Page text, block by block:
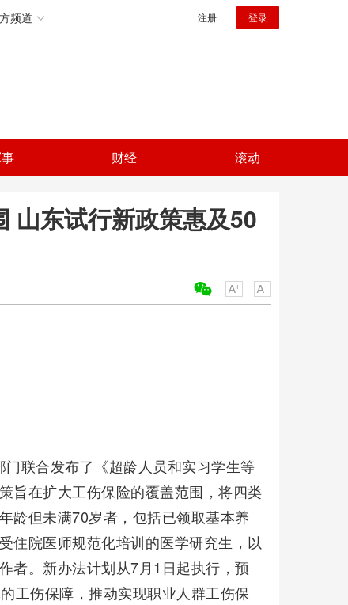
频道 注册 登录
财经 滚动
山东试行新政策惠及50
联合发布了《超龄人员和实习学生等
旨在扩大工伤保险的覆盖范围，将四类
龄但未满70岁者，包括已领取基本养
住院医师规范化培训的医学研究生，以
者。新办法计划从7月1日起执行，预
工伤保障，推动实现职业人群工伤保